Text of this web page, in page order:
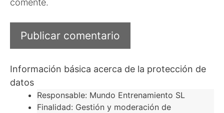
Información básica acerca de la protección de
datos
Responsable: Mundo Entrenamiento SL
Finalidad: Gestión y moderación de